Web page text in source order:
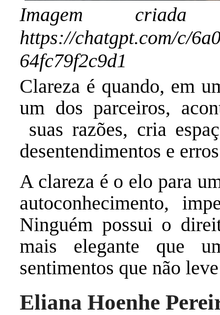
Imagem
https://chatgpt.com/c/
64fc79f2c9d1
Clareza é quando, em
um dos parceiros,
suas razões, cria
desentendimentos e
A clareza é o elo para
autoconhecimento,
Ninguém possui o
mais elegante que
sentimentos que não
Eliana Hoenhe